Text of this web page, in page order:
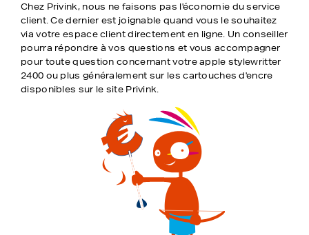
Chez Privink, nous ne faisons pas l'économie du service
client. Ce dernier est joignable quand vous le souhaitez
via votre espace client directement en ligne. Un conseiller
pourra répondre à vos questions et vous accompagner
pour toute question concernant votre apple stylewritter
2400 ou plus généralement sur les cartouches d'encre
disponibles sur le site Privink.